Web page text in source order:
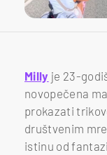
Milly je 23-
novopečena
prokazati
društvenim
istinu od